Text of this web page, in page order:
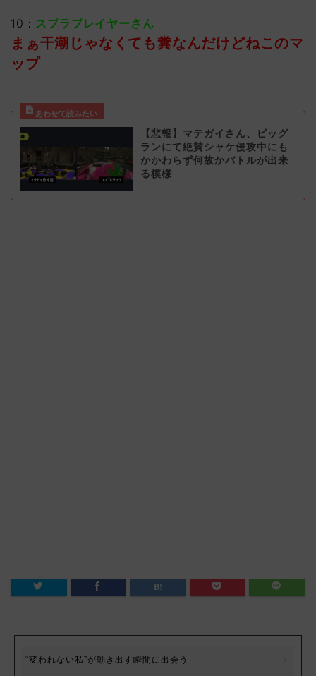
10： スプラプレイヤーさん
まぁ干潮じゃなくても糞なんだけどねこのマ
ップ
【悲報】マテガイさん、ビッグ
ランにて絶賛シャケ侵攻中にも
かかわらず何故かバトルが出来
る模様
“変われない私”が動き出す瞬間に出会う